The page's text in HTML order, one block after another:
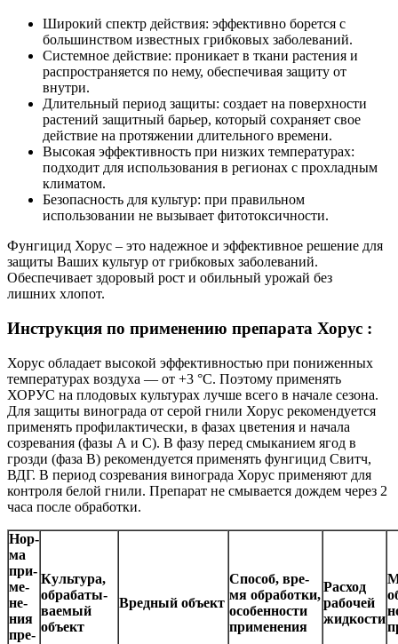
Широкий спектр действия: эффективно борется с
большинством известных грибковых заболеваний.
Системное действие: проникает в ткани растения и
распространяется по нему, обеспечивая защиту от
внутри.
Длительный период защиты: создает на поверхности
растений защитный барьер, который сохраняет свое
действие на протяжении длительного времени.
Высокая эффективность при низких температурах:
подходит для использования в регионах с прохладным
климатом.
Безопасность для культур: при правильном
использовании не вызывает фитотоксичности.
Фунгицид Хорус – это надежное и эффективное решение для
защиты Ваших культур от грибковых заболеваний.
Обеспечивает здоровый рост и обильный урожай без
лишних хлопот.
Инструкция по применению препарата Хорус :
Хорус обладает высокой эффективностью при пониженных
температурах воздуха — от +3 °С. Поэтому применять
ХОРУС на плодовых культурах лучше всего в начале сезона.
Для защиты винограда от серой гнили Хорус рекомендуется
применять профилактически, в фазах цветения и начала
созревания (фазы А и С). В фазу перед смыканием ягод в
грозди (фаза В) рекомендуется применять фунгицид Свитч,
ВДГ. В период созревания винограда Хорус применяют для
контроля белой гнили. Препарат не смывается дождем через 2
часа после обработки.
Нор­
ма
при­
ме­
не­
ния
пре­
Куль­ту­ра,
об­ра­ба­ты­
ва­емый
объ­ект
Вред­ный объ­ект
Спо­соб, вре­
мя об­ра­бот­ки,
осо­бен­нос­ти
при­ме­не­ния
Расход
рабочей
жидкости